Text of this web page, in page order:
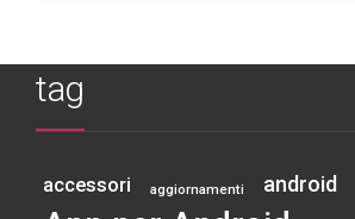
tag
accessori aggiornamenti android